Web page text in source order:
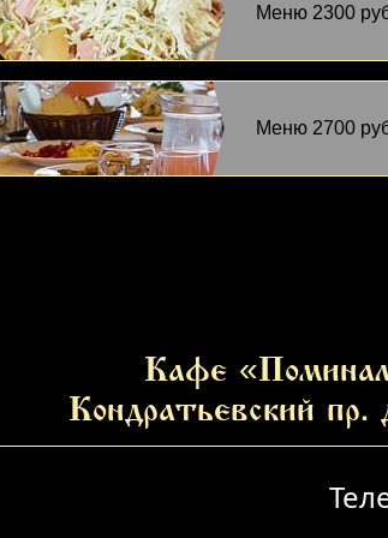
Меню 2300
Меню 2700
Кафе
Кондратьевский пр.